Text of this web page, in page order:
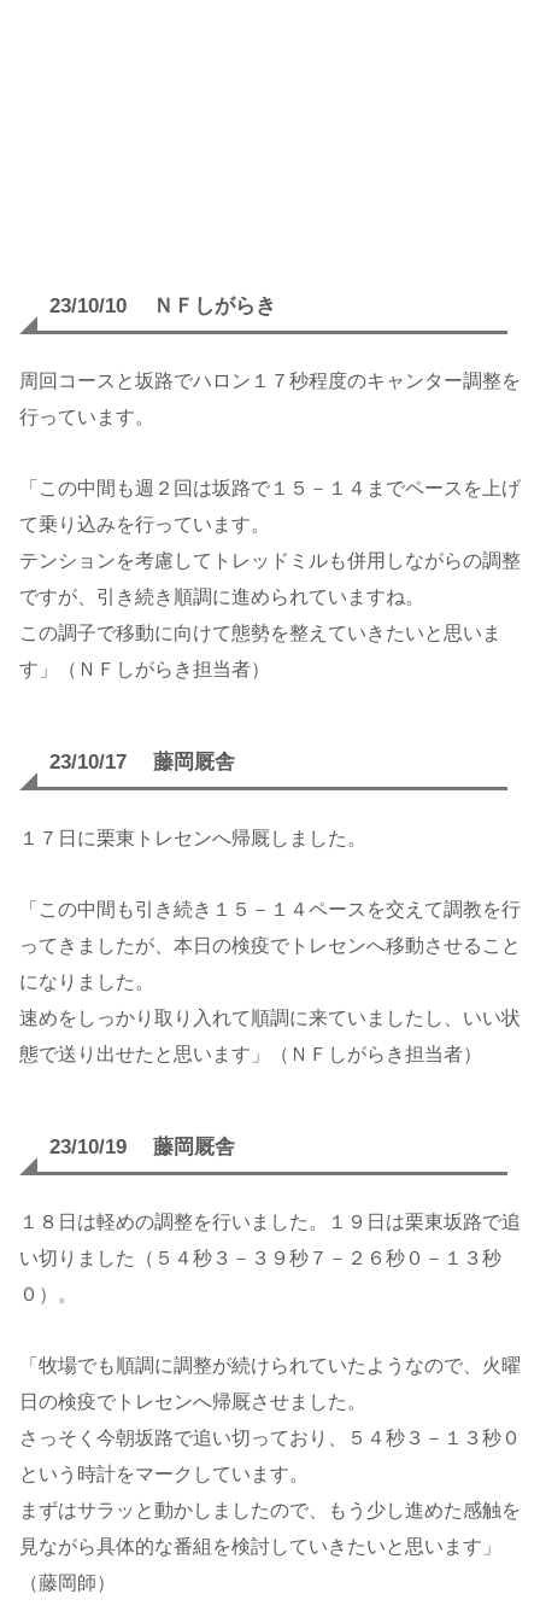
23/10/10 ＮＦしがらき
周回コースと坂路でハロン１７秒程度のキャンター調整を
行っています。
「この中間も週２回は坂路で１５－１４までペースを上げ
て乗り込みを行っています。
テンションを考慮してトレッドミルも併用しながらの調整
ですが、引き続き順調に進められていますね。
この調子で移動に向けて態勢を整えていきたいと思いま
す」（ＮＦしがらき担当者）
23/10/17 藤岡厩舎
１７日に栗東トレセンへ帰厩しました。
「この中間も引き続き１５－１４ペースを交えて調教を行
ってきましたが、本日の検疫でトレセンへ移動させること
になりました。
速めをしっかり取り入れて順調に来ていましたし、いい状
態で送り出せたと思います」（ＮＦしがらき担当者）
23/10/19 藤岡厩舎
１８日は軽めの調整を行いました。１９日は栗東坂路で追
い切りました（５４秒３－３９秒７－２６秒０－１３秒
０）。
「牧場でも順調に調整が続けられていたようなので、火曜
日の検疫でトレセンへ帰厩させました。
さっそく今朝坂路で追い切っており、５４秒３－１３秒０
という時計をマークしています。
まずはサラッと動かしましたので、もう少し進めた感触を
見ながら具体的な番組を検討していきたいと思います」
（藤岡師）